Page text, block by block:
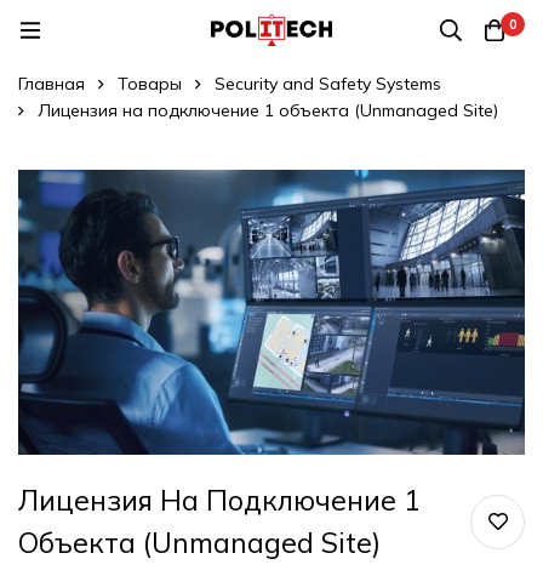
0
Главная Товары
Security and Safety Systems
Лицензия на подключение 1 объекта (Unmanaged Site)
Лицензия На Подключение 1
Объекта (Unmanaged Site)